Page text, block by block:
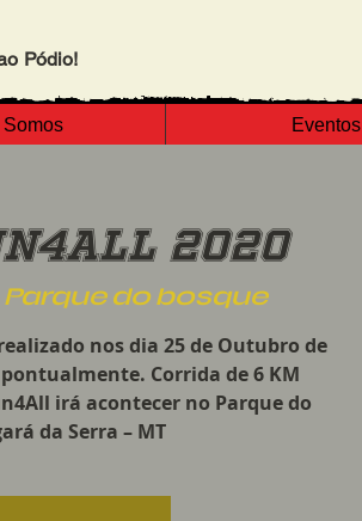
Pódio!
Eventos
2020
Parque do bosque
nos dia 25 de Outubro de
Corrida de 6 KM
irá acontecer no Parque do
da Serra – MT